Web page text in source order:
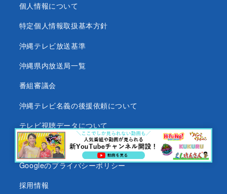
個人情報について
特定個人情報取扱基本方針
沖縄テレビ放送基準
沖縄県内放送局一覧
番組審議会
沖縄テレビ名義の後援依頼について
テレビ視聴データについて
緊急地震速報について
Googleのプライバシーポリシー
採用情報